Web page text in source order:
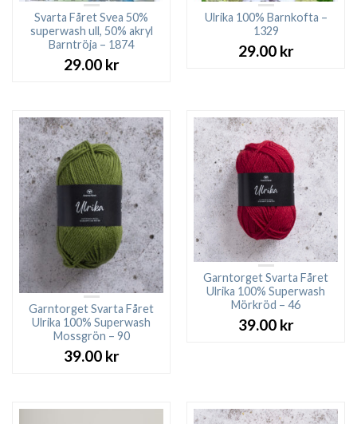
Svarta Fåret Svea 50%
superwash ull, 50% akryl
Barntröja – 1874
29.00 kr
Ulrika 100% Barnkofta –
1329
29.00 kr
Garntorget Svarta Fåret
Ulrika 100% Superwash
Mossgrön – 90
39.00 kr
Garntorget Svarta Fåret
Ulrika 100% Superwash
Mörkröd – 46
39.00 kr